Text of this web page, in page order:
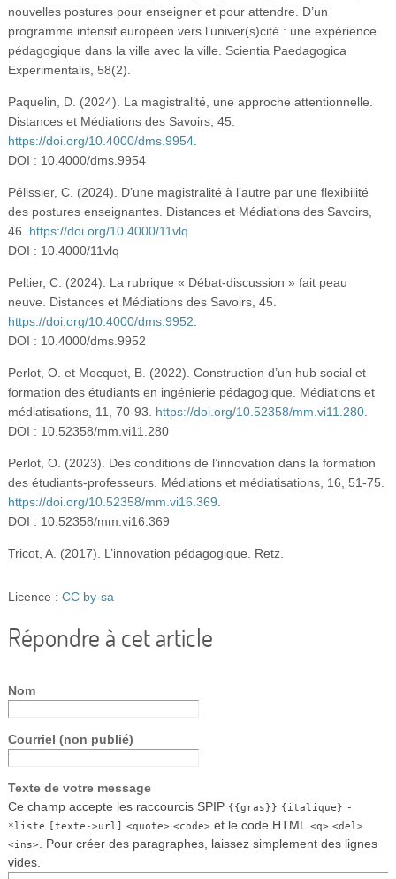
nouvelles postures pour enseigner et pour attendre. D’un
programme intensif européen vers l’univer(s)cité : une expérience
pédagogique dans la ville avec la ville. Scientia Paedagogica
Experimentalis, 58(2).
Paquelin, D. (2024). La magistralité, une approche attentionnelle.
Distances et Médiations des Savoirs, 45.
https://doi.org/10.4000/dms.9954.
DOI : 10.4000/dms.9954
Pélissier, C. (2024). D’une magistralité à l’autre par une flexibilité
des postures enseignantes. Distances et Médiations des Savoirs,
46. https://doi.org/10.4000/11vlq
DOI : 10.4000/11vlq
Peltier, C. (2024). La rubrique « Débat-discussion » fait peau
neuve. Distances et Médiations des Savoirs, 45.
https://doi.org/10.4000/dms.9952
DOI : 10.4000/dms.9952
Perlot, O. et Mocquet, B. (2022). Construction d’un hub social et
formation des étudiants en ingénierie pédagogique. Médiations et
médiatisations, 11, 70-93. https://doi.org/10.52358/mm.vi11.280.
DOI : 10.52358/mm.vi11.280
Perlot, O. (2023). Des conditions de l’innovation dans la formation
des étudiants-professeurs. Médiations et médiatisations, 16, 51-75.
https://doi.org/10.52358/mm.vi16.369
DOI : 10.52358/mm.vi16.369
Tricot, A. (2017). L’innovation pédagogique. Retz.
Licence : CC by-sa
Répondre à cet article
Nom
Courriel (non publié)
Texte de votre message
Ce champ accepte les raccourcis SPIP {{gras}} {italique} -
*liste [texte->url] <quote> <code>et le code HTML <q> <del>
<ins>. Pour créer des paragraphes, laissez simplement des lignes
vides.